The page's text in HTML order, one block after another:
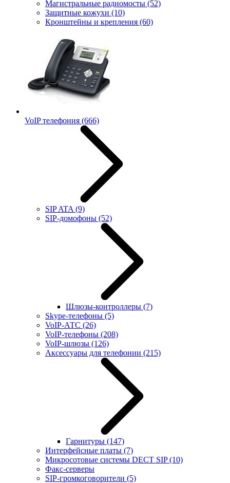
Магистральные радиомосты (52)
Защитные кожухи (10)
Кронштейны и крепления (60)
VoIP телефония (666)
SIP ATA (9)
SIP-домофоны (52)
Шлюзы-контроллеры (7)
Skype-телефоны (5)
VoIP-АТС (26)
VoIP-телефоны (208)
VoIP-шлюзы (126)
Аксессуары для телефонии (215)
Гарнитуры (147)
Интерфейсные платы (7)
Микросотовые системы DECT SIP(10)
Факс-серверы
SIP-громкоговорители (5)